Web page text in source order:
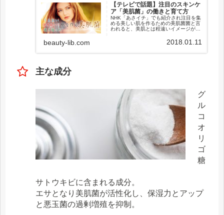
【テレビで話題】注目のスキンケ
ア「美肌菌」の働きと育て方
NHK「あさイチ」でも紹介され注目を集
める美しい肌を作るための美肌菌菌と言
われると、美肌とは程遠いイメージがあ
すれば良い」というのは古い発想です。
肌に存在する菌こそが、美肌を作るため
beauty-lib.com 2018.01.11
主な成分
グ
ル
コ
オ
リ
ゴ
糖
サトウキビに含まれる成分。
エサとなり美肌菌が活性化し、保湿力とアップ
と悪玉菌の過剰増殖を抑制。